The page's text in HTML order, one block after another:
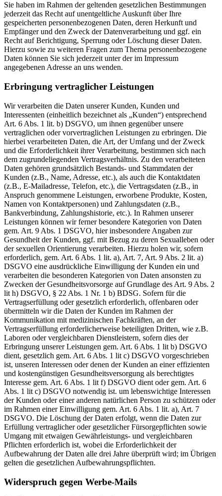
Sie haben im Rahmen der geltenden gesetzlichen Bestimmungen
jederzeit das Recht auf unentgeltliche Auskunft über Ihre
gespeicherten personenbezogenen Daten, deren Herkunft und
Empfänger und den Zweck der Datenverarbeitung und ggf. ein
Recht auf Berichtigung, Sperrung oder Löschung dieser Daten.
Hierzu sowie zu weiteren Fragen zum Thema personenbezogene
Daten können Sie sich jederzeit unter der im Impressum
angegebenen Adresse an uns wenden.
Erbringung vertraglicher Leistungen
Wir verarbeiten die Daten unserer Kunden, Kunden und
Interessenten (einheitlich bezeichnet als „Kunden“) entsprechend
Art. 6 Abs. 1 lit. b) DSGVO, um ihnen gegenüber unsere
vertraglichen oder vorvertraglichen Leistungen zu erbringen. Die
hierbei verarbeiteten Daten, die Art, der Umfang und der Zweck
und die Erforderlichkeit ihrer Verarbeitung, bestimmen sich nach
dem zugrundeliegenden Vertragsverhältnis. Zu den verarbeiteten
Daten gehören grundsätzlich Bestands- und Stammdaten der
Kunden (z.B., Name, Adresse, etc.), als auch die Kontaktdaten
(z.B., E-Mailadresse, Telefon, etc.), die Vertragsdaten (z.B., in
Anspruch genommene Leistungen, erworbene Produkte, Kosten,
Namen von Kontaktpersonen) und Zahlungsdaten (z.B.,
Bankverbindung, Zahlungshistorie, etc.). In Rahmen unserer
Leistungen können wir ferner besondere Kategorien von Daten
gem. Art. 9 Abs. 1 DSGVO, hier insbesondere Angaben zur
Gesundheit der Kunden, ggf. mit Bezug zu deren Sexualleben oder
der sexuellen Orientierung verarbeiten. Hierzu holen wir, sofern
erforderlich, gem. Art. 6 Abs. 1 lit. a), Art. 7, Art. 9 Abs. 2 lit. a)
DSGVO eine ausdrückliche Einwilligung der Kunden ein und
verarbeiten die besonderen Kategorien von Daten ansonsten zu
Zwecken der Gesundheitsvorsorge auf Grundlage des Art. 9 Abs. 2
lit h) DSGVO, § 22 Abs. 1 Nr. 1 b) BDSG. Sofern für die
Vertragserfüllung oder gesetzlich erforderlich, offenbaren oder
übermitteln wir die Daten der Kunden im Rahmen der
Kommunikation mit medizinischen Fachkräften, an der
Vertragserfüllung erforderlicherweise beteiligten Dritten, wie z.B.
Laboren oder vergleichbaren Dienstleistern, sofern dies der
Erbringung unserer Leistungen gem. Art. 6 Abs. 1 lit b) DSGVO
dient, gesetzlich gem. Art. 6 Abs. 1 lit c) DSGVO vorgeschrieben
ist, unseren Interessen oder denen der Kunden an einer effizienten
und kostengünstigen Gesundheitsversorgung als berechtigtes
Interesse gem. Art. 6 Abs. 1 lit f) DSGVO dient oder gem. Art. 6
Abs. 1 lit c) DSGVO notwendig ist. um lebenswichtige Interessen
der Kunden oder einer anderen natürlichen Person zu schützen oder
im Rahmen einer Einwilligung gem. Art. 6 Abs. 1 lit. a), Art. 7
DSGVO. Die Löschung der Daten erfolgt, wenn die Daten zur
Erfüllung vertraglicher oder gesetzlicher Fürsorgepflichten sowie
Umgang mit etwaigen Gewährleistungs- und vergleichbaren
Pflichten erforderlich ist, wobei die Erforderlichkeit der
Aufbewahrung der Daten alle drei Jahre überprüft wird; im Übrigen
gelten die gesetzlichen Aufbewahrungspflichten.
Widerspruch gegen Werbe-Mails